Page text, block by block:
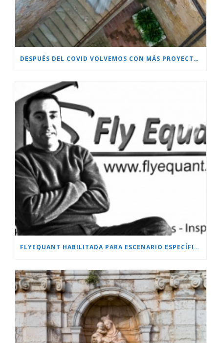
DESPUÉS DEL COVID VOLVEMOS CON MÁS PROYECTOS!!!
FLYEQUANT HABILITADA PARA ESCENARIO ESPECÍFICO.